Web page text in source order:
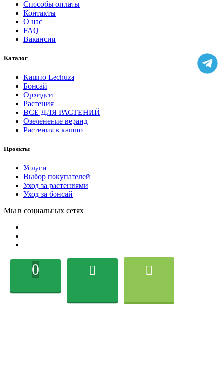
Способы оплаты
Контакты
О нас
FAQ
Вакансии
Каталог
Кашпо Lechuza
Бонсай
Орхидеи
Растения
ВСЁ ДЛЯ РАСТЕНИЙ
Озеленение веранд
Растения в кашпо
Проекты
Услуги
Выбор покупателей
Уход за растениями
Уход за бонсай
Мы в социальных сетях
0